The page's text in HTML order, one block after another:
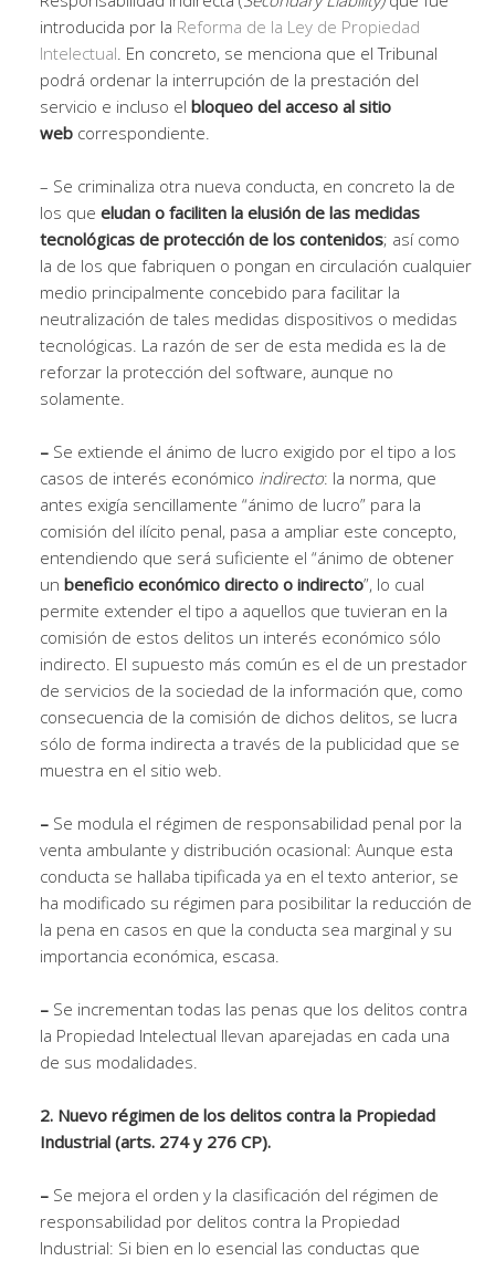
introducida por la Reforma de la Ley de Propiedad
Intelectual . En concreto, se menciona que el Tribunal
podrá ordenar la interrupción de la prestación del
servicio e incluso el bloqueo del acceso al sitio
web correspondiente.
– Se criminaliza otra nueva conducta, en concreto la de
los que eludan o faciliten la elusión de las medidas
tecnológicas de protección de los contenidos; así como
la de los que fabriquen o pongan en circulación cualquier
medio principalmente concebido para facilitar la
neutralización de tales medidas dispositivos o medidas
tecnológicas. La razón de ser de esta medida es la de
reforzar la protección del software, aunque no
solamente.
– Se extiende el ánimo de lucro exigido por el tipo a los
casos de interés económico indirecto: la norma, que
antes exigía sencillamente “ánimo de lucro” para la
comisión del ilícito penal, pasa a ampliar este concepto,
entendiendo que será suficiente el “ánimo de obtener
un beneficio económico directo o indirecto”, lo cual
permite extender el tipo a aquellos que tuvieran en la
comisión de estos delitos un interés económico sólo
indirecto. El supuesto más común es el de un prestador
de servicios de la sociedad de la información que, como
consecuencia de la comisión de dichos delitos, se lucra
sólo de forma indirecta a través de la publicidad que se
muestra en el sitio web.
– Se modula el régimen de responsabilidad penal por la
venta ambulante y distribución ocasional: Aunque esta
conducta se hallaba tipificada ya en el texto anterior, se
ha modificado su régimen para posibilitar la reducción de
la pena en casos en que la conducta sea marginal y su
importancia económica, escasa.
– Se incrementan todas las penas que los delitos contra
la Propiedad Intelectual llevan aparejadas en cada una
de sus modalidades.
2. Nuevo régimen de los delitos contra la Propiedad
Industrial (arts. 274 y 276 CP).
– Se mejora el orden y la clasificación del régimen de
responsabilidad por delitos contra la Propiedad
Industrial: Si bien en lo esencial las conductas que